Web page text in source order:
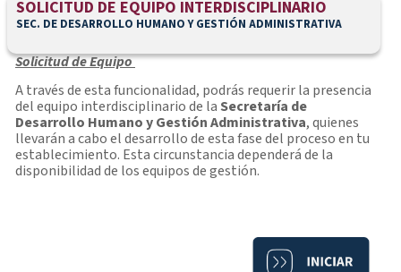
SOLICITUD DE EQUIPO INTERDISCIPLINARIO
SEC. DE DESARROLLO HUMANO Y GESTIÓN ADMINISTRATIVA
Solicitud de Equipo
A través de esta funcionalidad, podrás requerir la presencia
del equipo interdisciplinario de laSecretaría de
Desarrollo Humano y Gestión Administrativa, quienes
llevarán a cabo el desarrollo de esta fase del proceso en tu
establecimiento. Esta circunstancia dependerá de la
disponibilidad de los equipos de gestión.